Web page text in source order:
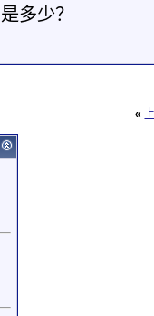
是多少？
«